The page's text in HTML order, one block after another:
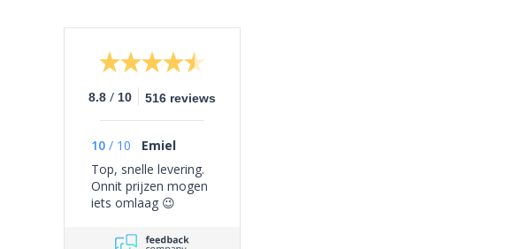
8.8 / 10 516 reviews
10 / 10
Emiel
Top, snelle levering.
Onnit prijzen mogen
iets omlaag 😉